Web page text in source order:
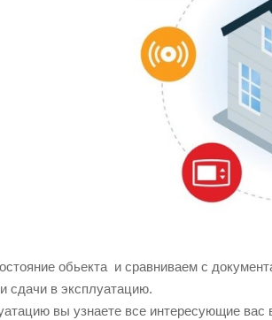
обьекта и сравниваем с
сдачи в эксплуатацию.
вы узнаете все интересующие